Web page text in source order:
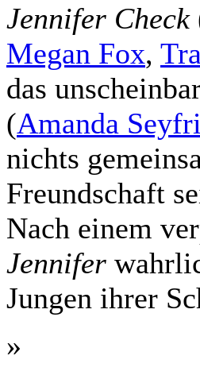
Jennifer Check
Megan Fox,
das
(Amanda
nichts
Freundschaft
Nach einem
Jennifer
Jungen ihrer
»